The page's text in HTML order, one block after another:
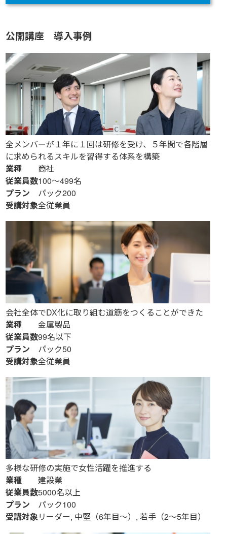
公開講座 導入事例
全メンバーが１年に１回は研修を受け、５年間で各階層
に求められるスキルを習得する体系を構築
業種
商社
従業員数100～499名
プラン
パック200
受講対象全従業員
会社全体でDX化に取り組む道筋をつくることができた
業種
金属製品
従業員数99名以下
プラン
パック50
受講対象全従業員
多様な研修の実施で女性活躍を推進する
業種
建設業
従業員数5000名以上
プラン
パック100
受講対象リーダー, 中堅（6年目～）, 若手（2～5年目）